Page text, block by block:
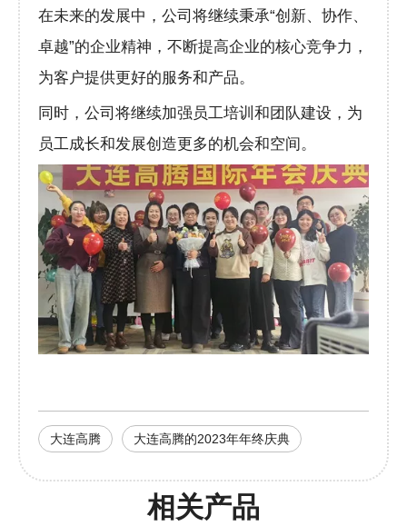
在未来的发展中，公司将继续秉承“创新、协作、
卓越”的企业精神，不断提高企业的核心竞争力，
为客户提供更好的服务和产品。
同时，公司将继续加强员工培训和团队建设，为
员工成长和发展创造更多的机会和空间。
大连高腾 大连高腾的2023年年终庆典
相关产品